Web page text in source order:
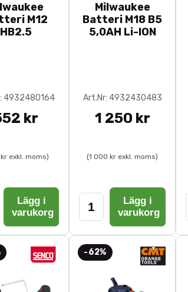
M12
HB2.5
4932480164
kr
exkl. moms)
Lägg i
varukorg
Milwaukee
Batteri M18 B5
5,0AH Li-ION
Art.Nr: 4932430483
1 250 kr
(1 000 kr exkl. moms)
Lägg i
varukorg
-62%